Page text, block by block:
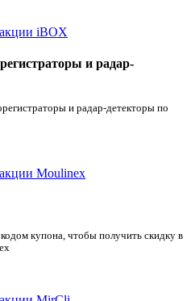
и радар-
и радар-детекторы по
купона, чтобы получить скидку в